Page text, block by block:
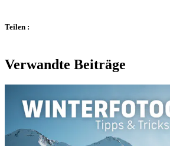
Teilen :
Verwandte Beiträge